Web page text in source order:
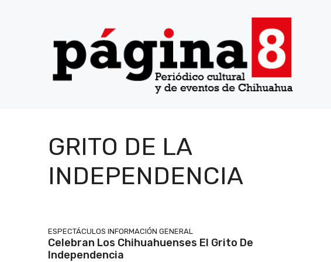
GRITO DE LA
INDEPENDENCIA
ESPECTÁCULOS INFORMACIÓN GENERAL
Celebran Los Chihuahuenses El Grito De
Independencia